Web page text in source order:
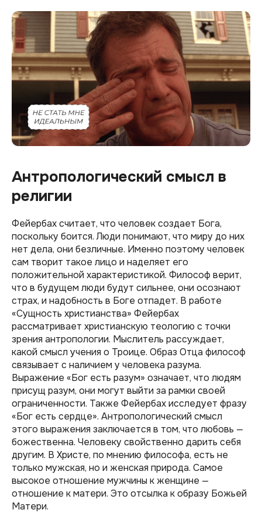
Антропологический смысл в
религии
Фейербах считает, что человек создает Бога,
поскольку боится. Люди понимают, что миру до них
нет дела, они безличные. Именно поэтому человек
сам творит такое лицо и наделяет его
положительной характеристикой. Философ верит,
что в будущем люди будут сильнее, они осознают
страх, и надобность в Боге отпадет. В работе
«Сущность христианства» Фейербах
рассматривает христианскую теологию с точки
зрения антропологии. Мыслитель рассуждает,
какой смысл учения о Троице. Образ Отца философ
связывает с наличием у человека разума.
Выражение «Бог есть разум» означает, что людям
присущ разум, они могут выйти за рамки своей
ограниченности. Также Фейербах исследует фразу
«Бог есть сердце». Антропологический смысл
этого выражения заключается в том, что любовь —
божественна. Человеку свойственно дарить себя
другим. В Христе, по мнению философа, есть не
только мужская, но и женская природа. Самое
высокое отношение мужчины к женщине —
отношение к матери. Это отсылка к образу Божьей
Матери.